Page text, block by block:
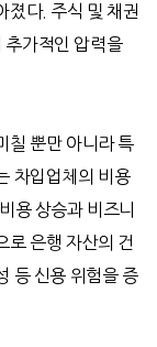
졌다. 주식 및 채권
추가적인 압력을
칠 뿐만 아니라 특
차입업체의 비용
용 상승과 비즈니
로 은행 자산의 건
등 신용 위험을 증